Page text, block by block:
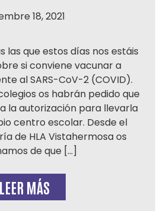
18, 2021
las que estos días nos estáis
si conviene vacunar a
al SARS-CoV-2 (COVID).
os habrán pedido que
la autorización para llevarla
centro escolar. Desde el
de HLA Vistahermosa os
de que […]
LEER MÁS